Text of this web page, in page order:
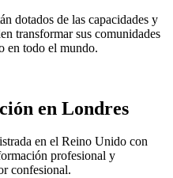
dotados de las capacidades y
transformar sus comunidades
en todo el mundo.
en Londres
en el Reino Unido con
profesional y
confesional.